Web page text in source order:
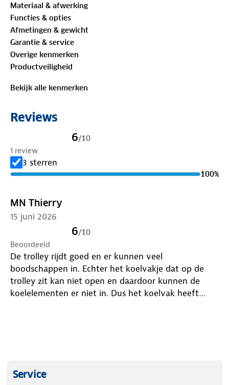
De trolley is gemaakt van waterafstotend materiaal,
zodat je boodschappen droog blijven bij slecht weer.
Handige opbergvakken aan de zijkant bieden extra
ruimte voor kleine spullen zoals sleutels en telefoon.
De twee voorvoetjes zorgen voor extra stabiliteit
tijdens het laden en lossen. Met de volledig te
openen bovenzijde heb je altijd direct overzicht in
boodschappentrolley die het sjouwwerk voor je
overneemt en je boodschappen langer vers houdt.
Materiaal & afwerking
Functies & opties
Afmetingen & gewicht
Garantie & service
Overige kenmerken
Productveiligheid
Bekijk alle kenmerken
Reviews
6/10
1 review
3 sterren
100%
MN Thierry
15 juni 2026
6/10
Beoordeeld
De trolley rijdt goed en er kunnen veel
boodschappen in. Echter het koelvakje dat op de
trolley zit kan niet open en daardoor kunnen de
koelelementen er niet in. Dus het koelvak heeft
Service